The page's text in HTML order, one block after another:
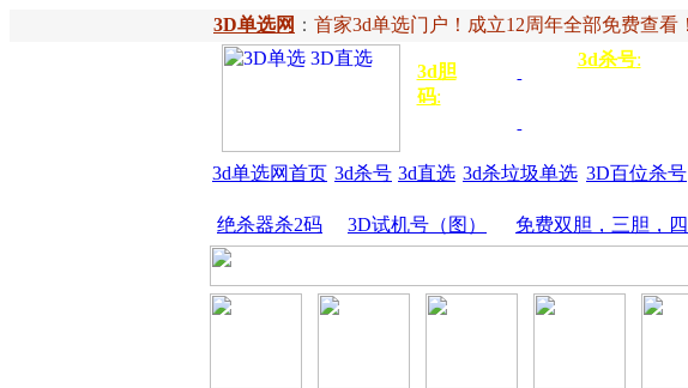
3D单选网 ： 首家3d单选门户！成立12周年全部免费查看
3d胆
码:
3d杀号:
3d单选网首页 3d杀号 3d直选 3d杀垃圾单选 3D百位杀号
绝杀器杀2码 3D试机号（图） 免费双胆，三胆，